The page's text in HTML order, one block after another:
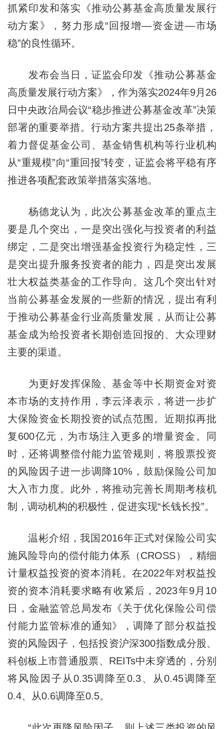
抓紧印发和落实《推动公募基金高质量发展行
动方案》，努力形成“回报增—资金进—市场
稳”的良性循环。
发布会当日，证监会印发《推动公募基金
高质量发展行动方案》，作为落实2024年9月26
日中央政治局会议“稳步推进公募基金改革”决策
部署的重要举措。行动方案共提出25条举措，
着力督促基金公司、基金销售机构等行业机构
从“重规模”向“重回报”转变，证监会将平稳有序
推进各项配套政策举措落实落地。
杨德龙认为，此次公募基金改革的重点主
要是几个突出，一是突出强化与投资者的利益
绑定，二是突出增强基金投资行为稳定性，三
是突出提升服务投资者的能力，四是突出发展
壮大权益类基金的工作导向。这几个突出针对
当前公募基金发展的一些新的情况，提出有利
于推动公募基金行业高质量发展，从而让公募
基金成为给投资者长期创造回报的、大众理财
主要的渠道。
为更好发挥保险、基金等中长期资金对资
本市场的支持作用，李云泽表示，将进一步扩
大保险资金长期投资的试点范围。近期拟再批
复600亿元，为市场注入更多的增量资金。同
时，还将调整偿付能力监管规则，将股票投资
的风险因子进一步调降10%，鼓励保险公司加
大入市力度。此外，将推动完善长周期考核机
制，调动机构的积极性，促进实现“长钱长投”。
温彬介绍，我国2016年正式对保险公司实
施风险导向的偿付能力体系（CROSS），精细
计量权益投资的资本消耗。在2022年对权益投
资的资本消耗要求略有收紧后，2023年9月10
日，金融监管总局发布《关于优化保险公司偿
付能力监管标准的通知》，调降了部分权益投
资的风险因子，包括投资沪深300指数成分股、
科创板上市普通股票、REITs中未穿透的，分别
将风险因子从0.35调降至0.3、从0.45调降至
0.4、从0.6调降至0.5。